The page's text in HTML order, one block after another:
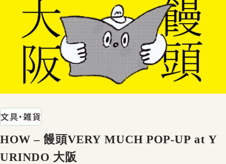
文具・雑貨
HOW – 饅頭VERY MUCH POP-UP at Y
URINDO 大阪